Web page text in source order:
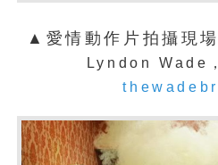
▲愛情動作片拍攝現場
Lyndon Wade